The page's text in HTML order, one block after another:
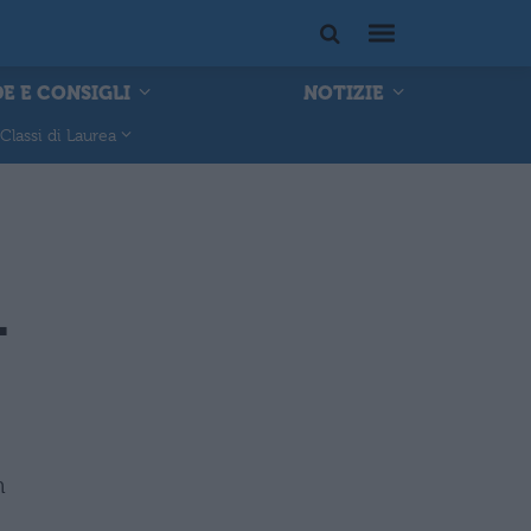
E CONSIGLI NOTIZIE
Classi di Laurea